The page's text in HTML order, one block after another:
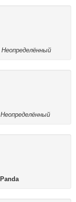
Неопределённый
Неопределённый
Panda